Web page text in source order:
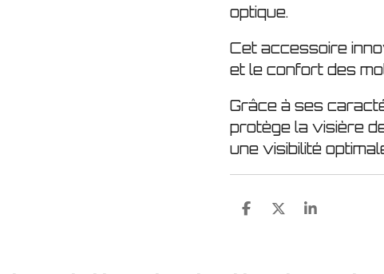
optique.
Cet accessoire
et le confort des
Grâce à ses
protège la visière
une visibilité
P
P
P